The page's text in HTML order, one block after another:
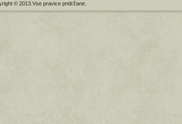
© 2013.Vse pravice pridržane.